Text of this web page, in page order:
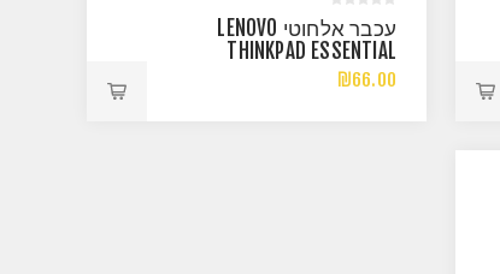
עכבר אלחוטי LENOVO
THINKPAD ESSENTIAL
WIRELESS MOUSE BLACK
₪66.00